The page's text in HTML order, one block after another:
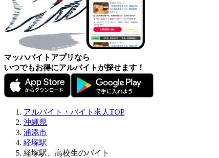
マッハバイトアプリなら
いつでもお得にアルバイトが探せます！
アルバイト・バイト求人TOP
沖縄県
浦添市
経塚駅
経塚駅、高校生のバイト